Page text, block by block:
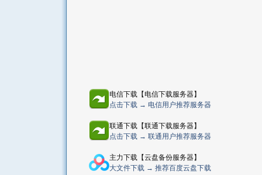
电信下载【电信下载服务器】
点击下载 → 电信用户推荐服务器
联通下载【联通下载服务器】
点击下载 → 联通用户推荐服务器
主力下载【云盘备份服务器】
大文件下载 → 推荐百度云盘下载